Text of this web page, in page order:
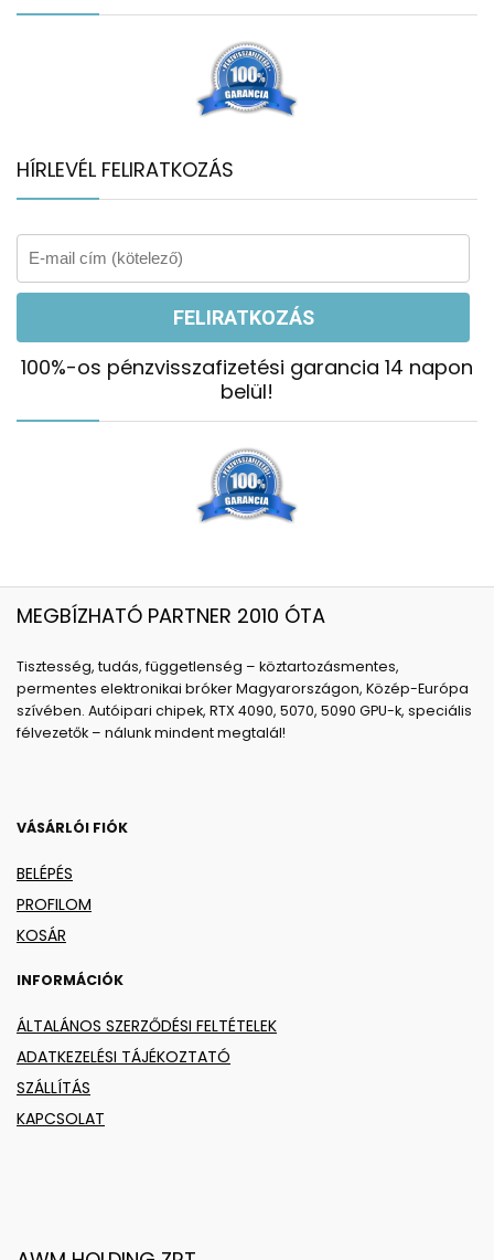
HÍRLEVÉL FELIRATKOZÁS
100%-os pénzvisszafizetési garancia 14 napon
belül!
MEGBÍZHATÓ PARTNER 2010 ÓTA
Tisztesség, tudás, függetlenség – köztartozásmentes,
permentes elektronikai bróker Magyarországon, Közép-Európa
szívében. Autóipari chipek, RTX 4090, 5070, 5090 GPU-k, speciális
félvezetők – nálunk mindent megtalál!
VÁSÁRLÓI FIÓK
BELÉPÉS
PROFILOM
KOSÁR
INFORMÁCIÓK
ÁLTALÁNOS SZERZŐDÉSI FELTÉTELEK
ADATKEZELÉSI TÁJÉKOZTATÓ
SZÁLLÍTÁS
KAPCSOLAT